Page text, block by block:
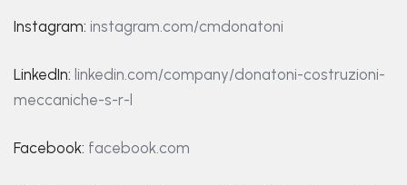
Instagram: instagram.com/cmdonatoni
LinkedIn: linkedin.com/company/donatoni-costruzioni-
meccaniche-s-r-l
Facebook: facebook.com